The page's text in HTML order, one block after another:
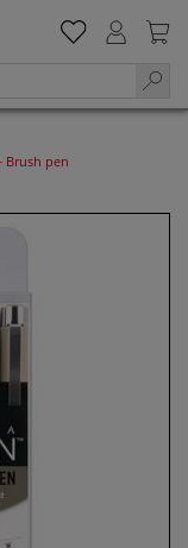
Brush pen